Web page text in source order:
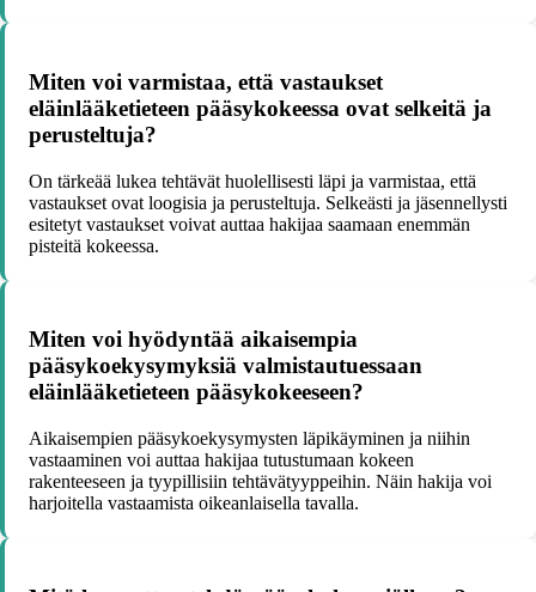
Miten voi varmistaa, että vastaukset
eläinlääketieteen pääsykokeessa ovat selkeitä ja
perusteltuja?
On tärkeää lukea tehtävät huolellisesti läpi ja varmistaa, että
vastaukset ovat loogisia ja perusteltuja. Selkeästi ja jäsennellysti
esitetyt vastaukset voivat auttaa hakijaa saamaan enemmän
pisteitä kokeessa.
Miten voi hyödyntää aikaisempia
pääsykoekysymyksiä valmistautuessaan
eläinlääketieteen pääsykokeeseen?
Aikaisempien pääsykoekysymysten läpikäyminen ja niihin
vastaaminen voi auttaa hakijaa tutustumaan kokeen
rakenteeseen ja tyypillisiin tehtävätyyppeihin. Näin hakija voi
harjoitella vastaamista oikeanlaisella tavalla.